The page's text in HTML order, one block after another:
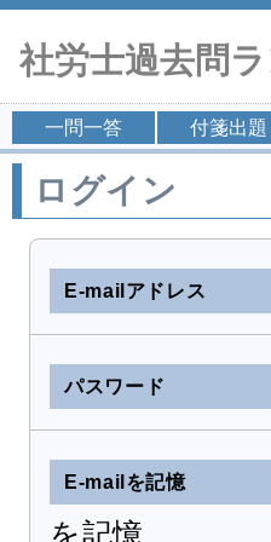
社労士過去問
一問一答 付箋出題
ログイン
E-mailアドレス
パスワード
E-mailを記憶
を記憶